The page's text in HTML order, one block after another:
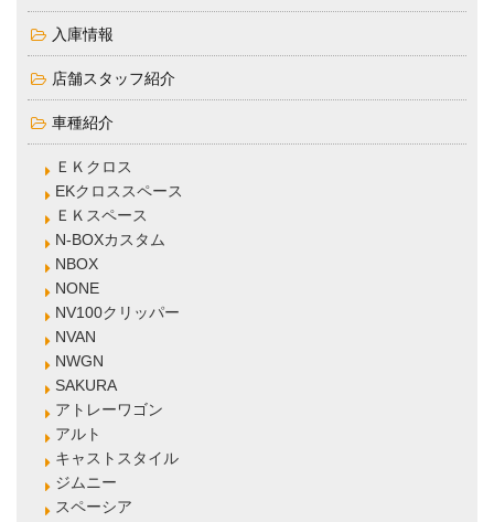
入庫情報
店舗スタッフ紹介
車種紹介
ＥＫクロス
EKクロススペース
ＥＫスペース
N-BOXカスタム
NBOX
NONE
NV100クリッパー
NVAN
NWGN
SAKURA
アトレーワゴン
アルト
キャストスタイル
ジムニー
スペーシア